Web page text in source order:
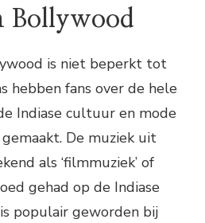
Bollywood
is niet beperkt tot
hebben fans over de hele
Indiase cultuur en mode
De muziek uit
als ‘filmmuziek’ of
gehad op de Indiase
populair geworden bij